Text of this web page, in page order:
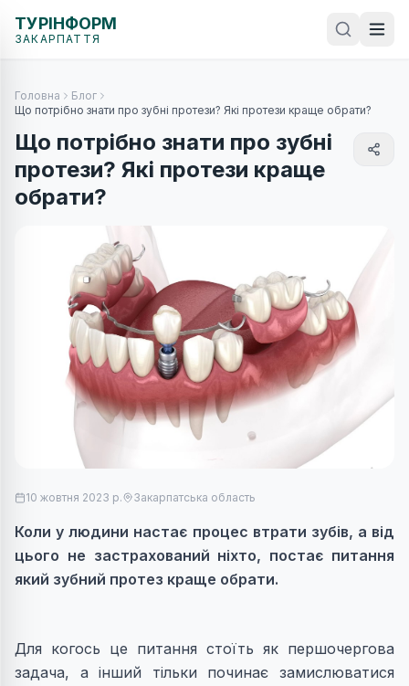
ТУРІНФОРМ
ЗАКАРПАТТЯ
Головна
Блог
Що потрібно знати про зубні протези? Які протези краще обрати?
Що потрібно знати про зубні
протези? Які протези краще
обрати?
10 жовтня 2023 р. Закарпатська область
Коли у людини настає процес втрати зубів, а від
цього не застрахований ніхто, постає питання
який зубний протез краще обрати.
Для когось це питання стоїть як першочергова
задача, а інший тільки починає замислюватися